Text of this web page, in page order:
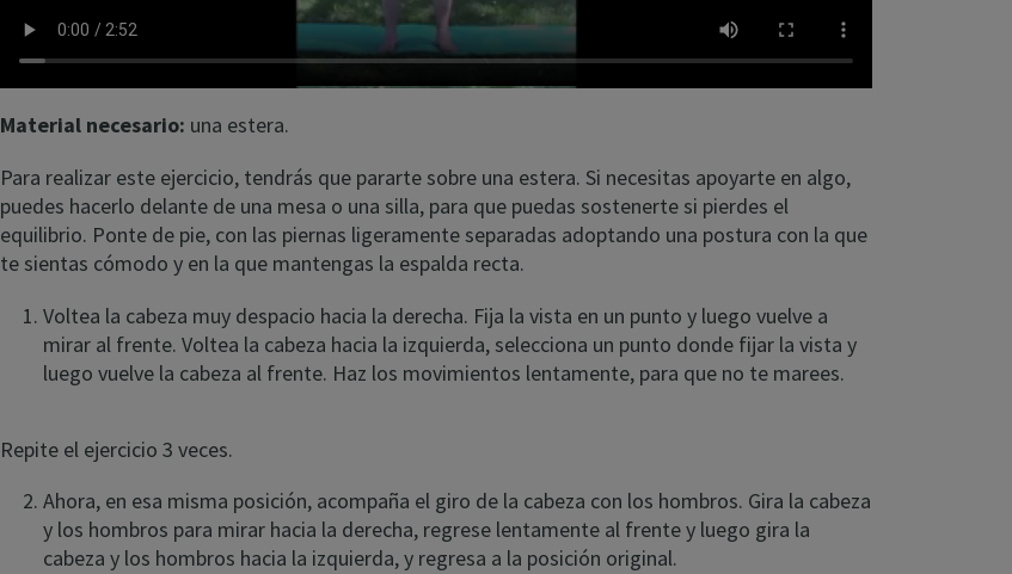
Material necesario: una estera.
Para realizar este ejercicio, tendrás que pararte sobre una estera. Si necesitas apoyarte en algo,
puedes hacerlo delante de una mesa o una silla, para que puedas sostenerte si pierdes el
equilibrio. Ponte de pie, con las piernas ligeramente separadas adoptando una postura con la que
te sientas cómodo y en la que mantengas la espalda recta.
Voltea la cabeza muy despacio hacia la derecha. Fija la vista en un punto y luego vuelve a
mirar al frente. Voltea la cabeza hacia la izquierda, selecciona un punto donde fijar la vista y
luego vuelve la cabeza al frente. Haz los movimientos lentamente, para que no te marees.
Repite el ejercicio 3 veces.
Ahora, en esa misma posición, acompaña el giro de la cabeza con los hombros. Gira la cabeza
y los hombros para mirar hacia la derecha, regrese lentamente al frente y luego gira la
cabeza y los hombros hacia la izquierda, y regresa a la posición original.